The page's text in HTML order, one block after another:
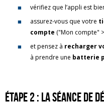
vérifiez que l’appli est
assurez-vous que votre
compte ("Mon compte"
et pensez à recharger
à prendre une batterie
Étape 2 : la séance de